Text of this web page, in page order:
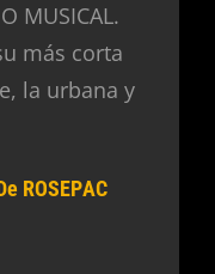
MUSICAL.
más corta
la urbana y
ROSEPAC